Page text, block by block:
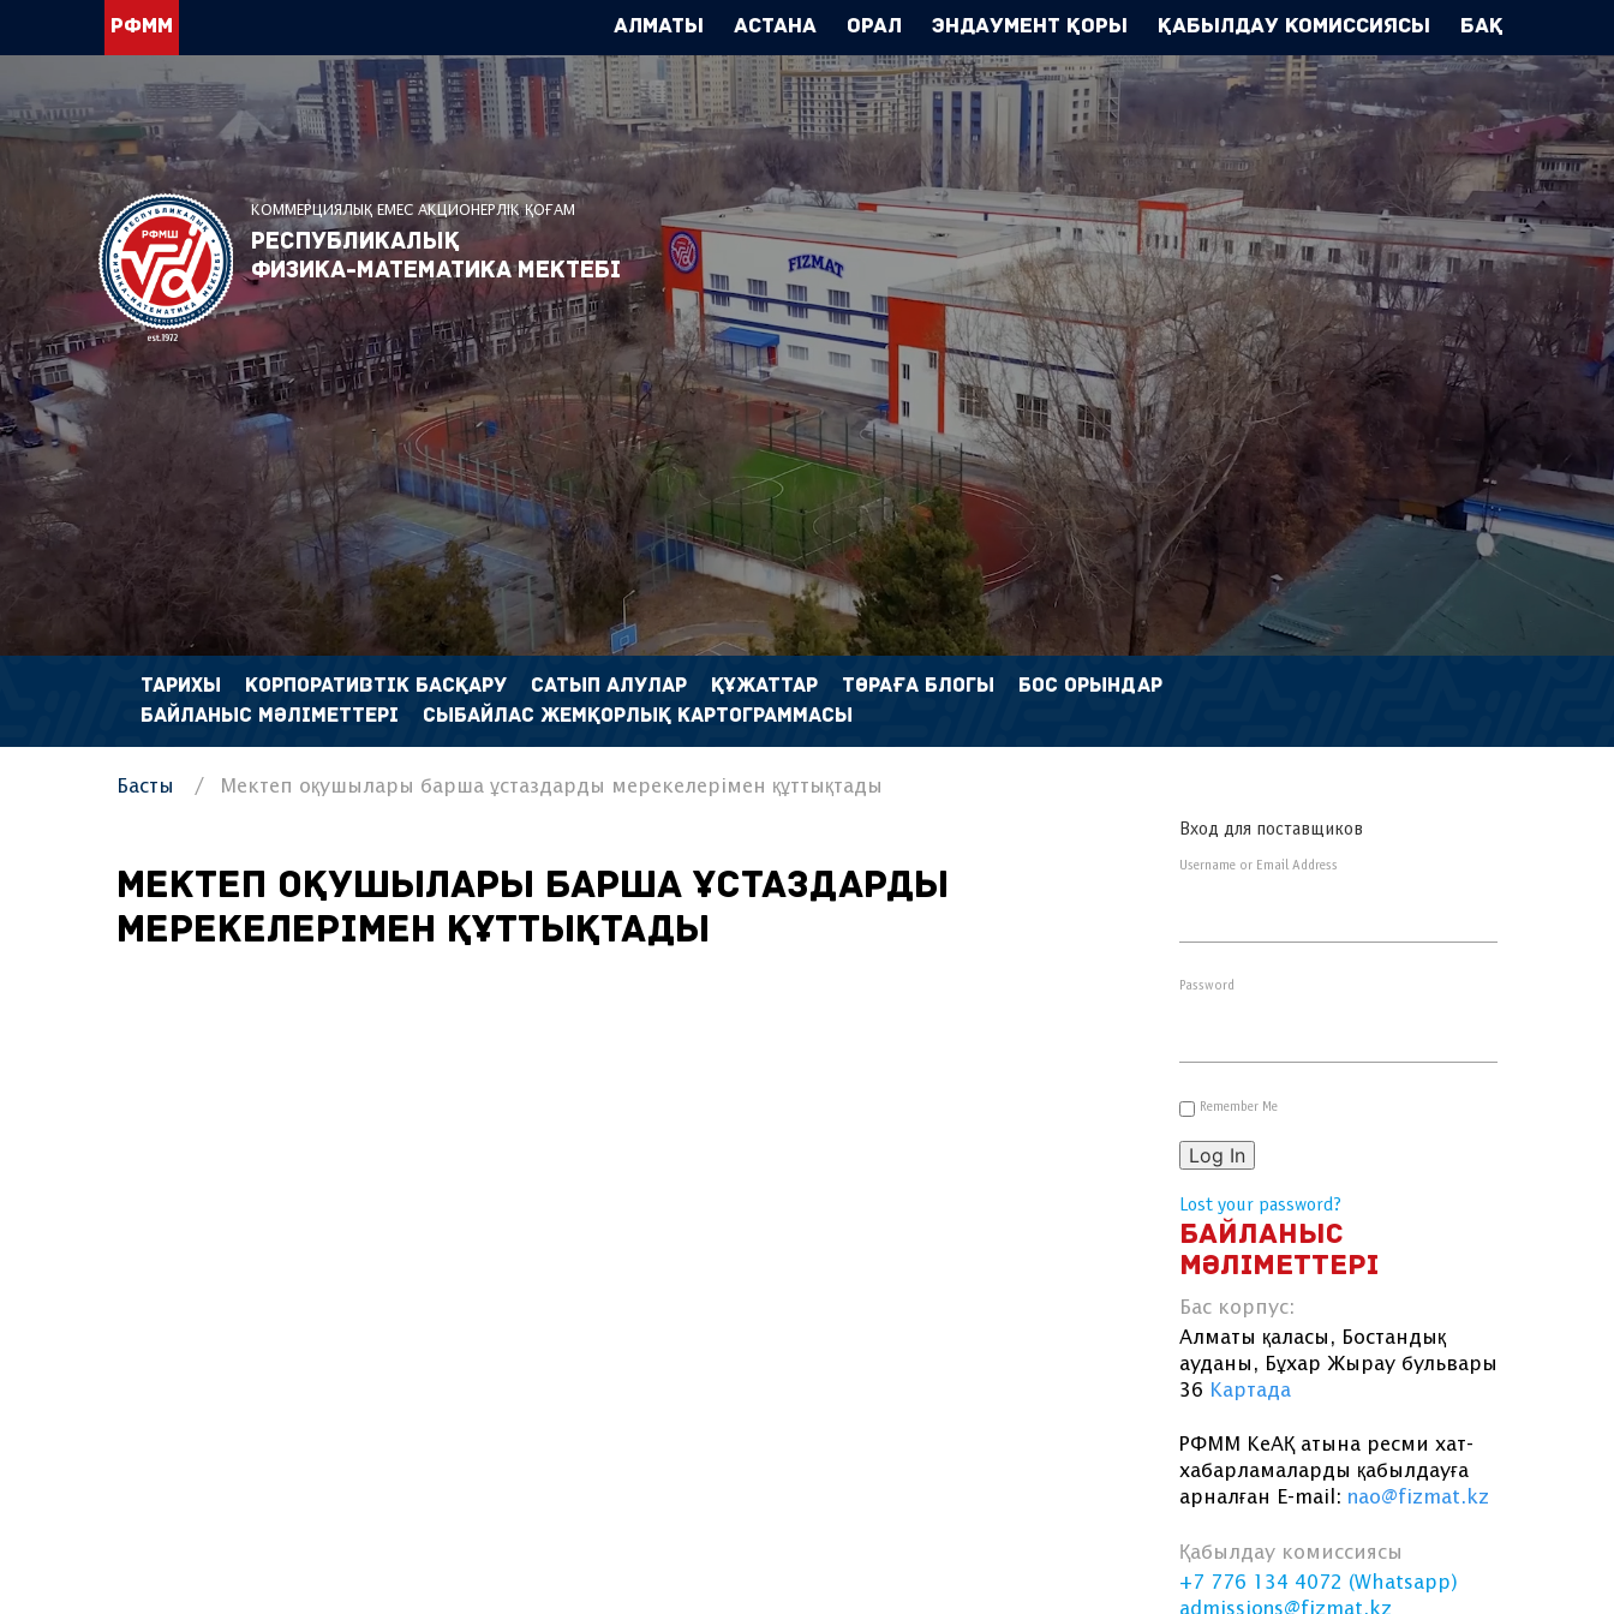
РФММ Алматы Астана Орал Эндаумент Қоры Қабылдау комиссиясы БАҚ
КОММЕРЦИЯЛЫҚ ЕМЕС АКЦИОНЕРЛІК ҚОҒАМ
Республикалық
физика-математика мектебі
ТАРИХЫ КОРПОРАТИВТІК БАСҚАРУ САТЫП АЛУЛАР ҚҰЖАТТАР ТӨРАҒА БЛОГЫ
БОС ОРЫНДАР
БАЙЛАНЫС МӘЛІМЕТТЕРІ
СЫБАЙЛАС ЖЕМҚОРЛЫҚ КАРТОГРАММАСЫ
Басты Мектеп оқушылары барша ұстаздарды мерекелерімен құттықтады
Мектеп оқушылары барша ұстаздарды
мерекелерімен құттықтады
Вход для поставщиков
Username or Email Address
Password
Remember Me
Log In
Lost your password?
БАЙЛАНЫС
МӘЛІМЕТТЕРІ
Бас корпус:
Алматы қаласы, Бостандық
ауданы, Бұхар Жырау бульвары
36
Картада
РФММ КеАҚ атына ресми хат-
хабарламаларды қабылдауға
арналған E-mail: nao@fizmat.kz
Қабылдау комиссиясы
+7 776 134 4072 (Whatsapp)
admissions@fizmat.kz